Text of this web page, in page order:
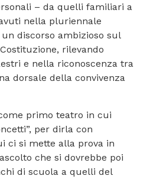
– da quelli familiari a
nella pluriennale
discorso ambizioso sul
rilevando
e nella riconoscenza tra
dorsale della convivenza
primo teatro in cui
per dirla con
ci si mette alla prova in
che si dovrebbe poi
di scuola a quelli del